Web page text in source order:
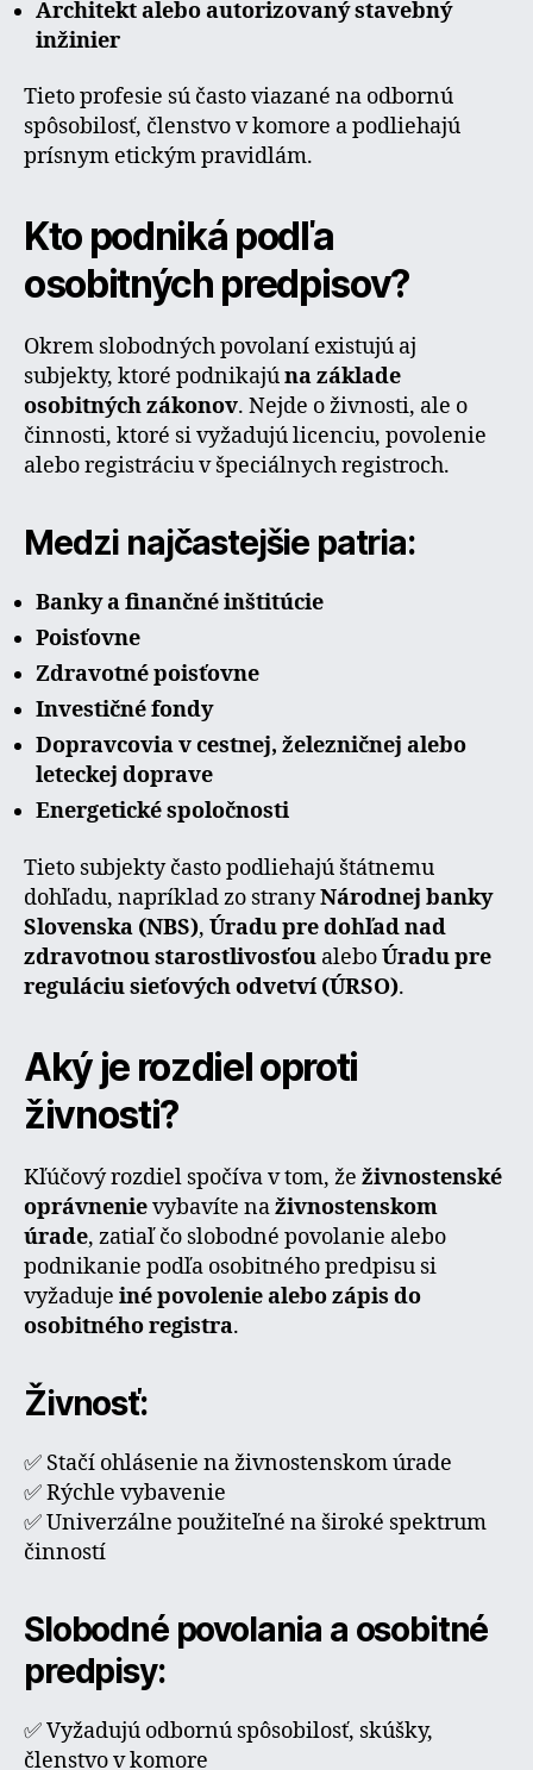
Architekt alebo autorizovaný stavebný
inžinier
Tieto profesie sú často viazané na odbornú
spôsobilosť, členstvo v komore a podliehajú
prísnym etickým pravidlám.
Kto podniká podľa
osobitných predpisov?
Okrem slobodných povolaní existujú aj
subjekty, ktoré podnikajúna základe
osobitných zákonov. Nejde o živnosti, ale o
činnosti, ktoré si vyžadujú licenciu, povolenie
alebo registráciu v špeciálnych registroch.
Medzi najčastejšie patria:
Banky a finančné inštitúcie
Poisťovne
Zdravotné poisťovne
Investičné fondy
Dopravcovia v cestnej, železničnej alebo
leteckej doprave
Energetické spoločnosti
Tieto subjekty často podliehajú štátnemu
dohľadu, napríklad zo stranyNárodnej banky
Slovenska (NBS), Úradu pre dohľad nad
zdravotnou starostlivosťou aleboÚradu pre
reguláciu sieťových odvetví (ÚRSO).
Aký je rozdiel oproti
živnosti?
Kľúčový rozdiel spočíva v tom, že živnostenské
oprávnenievybavíte naživnostenskom
úrade, zatiaľ čo slobodné povolanie alebo
podnikanie podľa osobitného predpisu si
vyžaduje iné povolenie alebo zápis do
osobitného registra.
Živnosť:
✅ Stačí ohlásenie na živnostenskom úrade
✅ Rýchle vybavenie
✅ Univerzálne použiteľné na široké spektrum
činností
Slobodné povolania a osobitné
predpisy:
✅ Vyžadujú odbornú spôsobilosť, skúšky,
členstvo v komore